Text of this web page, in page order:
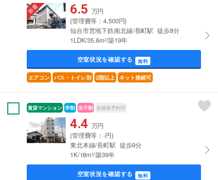
6.5 万円
(管理費等：4,500円)
仙台市営地下鉄南北線/長町駅 徒歩8分
1LDK/35.6m²/築19年
空室状況を確認する 無料
エアコン バス・トイレ別 2階以上 ネット接続可
賃貸マンション 学割 女子割 合格前予約可
4.4 万円
(管理費等：-円)
東北本線/長町駅 徒歩9分
1K/18m²/築39年
空室状況を確認する 無料